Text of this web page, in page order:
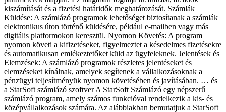
kiszámítását és a fizetési határidők meghatározását. Számlák
Küldése: A számlázó programok lehetőséget biztosítanak a számlák
elektronikus úton történő küldésére, például e-mailben vagy más
digitális platformokon keresztül. Nyomon Követés: A program
nyomon követi a kifizetéseket, figyelmeztet a késedelmes fizetésekre
és automatikusan emlékeztetőket küld az ügyfeleknek. Jelentések és
Elemzések: A számlázó programok részletes jelentéseket és
elemzéseket kínálnak, amelyek segítenek a vállalkozásoknak a
pénzügyi teljesítményük nyomon követésében és javításában. … és
a StarSoft számlázó szoftver A StarSoft Számlázó egy népszerű
számlázó program, amely számos funkcióval rendelkezik a kis- és
középvállalkozások számára. Az alábbiakban bemutatjuk a StarSoft